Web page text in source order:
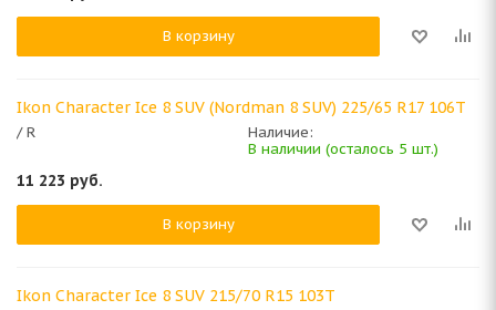
В корзину
Ikon Character Ice 8 SUV (Nordman 8 SUV) 225/65 R17 106T
/ R
Наличие:
В наличии (осталось 5 шт.)
11 223 руб.
В корзину
Ikon Character Ice 8 SUV 215/70 R15 103T